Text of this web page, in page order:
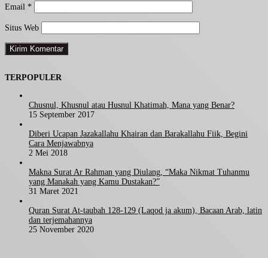
Email *
Situs Web
TERPOPULER
Chusnul, Khusnul atau Husnul Khatimah, Mana yang Benar?
15 September 2017
Diberi Ucapan Jazakallahu Khairan dan Barakallahu Fiik, Begini
Cara Menjawabnya
2 Mei 2018
Makna Surat Ar Rahman yang Diulang, “Maka Nikmat Tuhanmu
yang Manakah yang Kamu Dustakan?”
31 Maret 2021
Quran Surat At-taubah 128-129 (Laqod ja akum), Bacaan Arab, latin
dan terjemahannya
25 November 2020